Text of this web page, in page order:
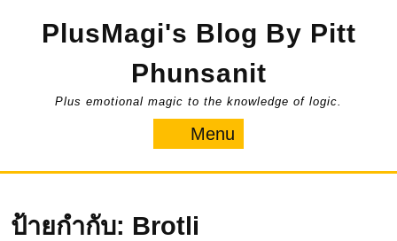
PlusMagi's Blog By Pitt
Phunsanit
Plus emotional magic to the knowledge of logic.
Menu
ป้ายกำกับ: Brotli